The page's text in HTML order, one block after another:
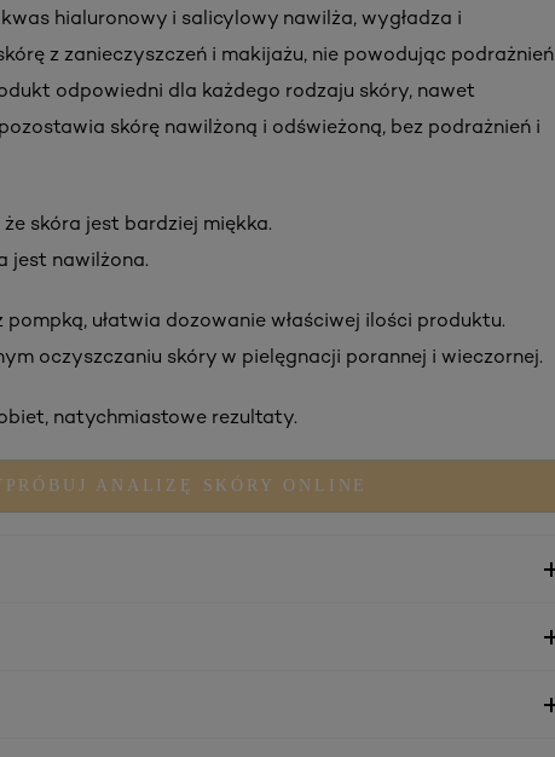
hialuronowy i salicylowy nawilża, wygładza i
z zanieczyszczeń i makijażu, nie powodując podrażnień
odpowiedni dla każdego rodzaju skóry, nawet
skórę nawilżoną i odświeżoną, bez podrażnień i
skóra jest bardziej miękka.
jest nawilżona.
ułatwia dozowanie właściwej ilości produktu.
oczyszczaniu skóry w pielęgnacji porannej i wieczornej.
natychmiastowe rezultaty.
ANALIZĘ SKÓRY ONLINE